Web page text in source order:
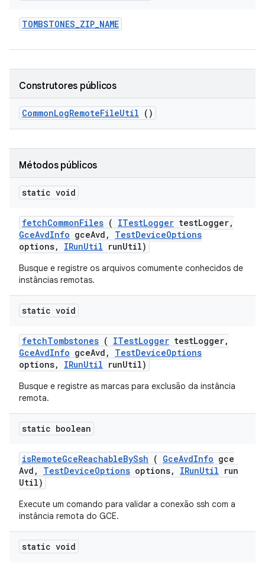
TOMBSTONES_ZIP_NAME
Construtores públicos
CommonLogRemoteFileUtil ()
Métodos públicos
static void
fetchCommonFiles ( ITestLogger testLogger,
GceAvdInfo gceAvd , TestDeviceOptions
options, IRunUtil runUtil)
Busque e registre os arquivos comumente conhecidos de
instâncias remotas.
static void
fetchTombstones ( ITestLogger testLogger,
GceAvdInfo gceAvd , TestDeviceOptions
options, IRunUtil runUtil)
Busque e registre as marcas para exclusão da instância
remota.
static boolean
isRemoteGceReachableBySsh ( GceAvdInfo gce
Avd , TestDeviceOptions options, IRunUtil run
Util)
Execute um comando para validar a conexão ssh com a
instância remota do GCE.
static void